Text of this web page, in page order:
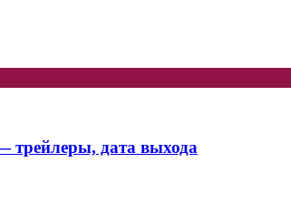
трейлеры, дата выхода